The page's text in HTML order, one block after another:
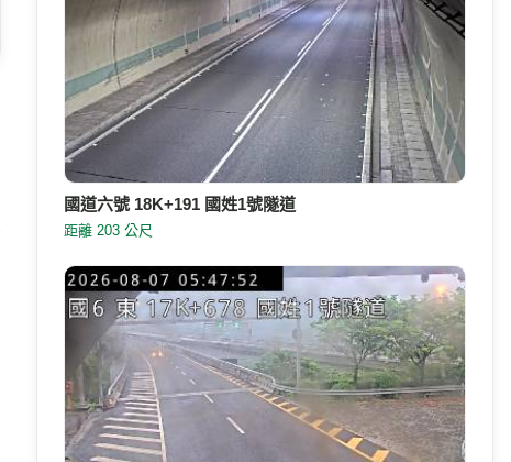
國道六號 18K+191 國姓1號隧道
距離 203 公尺